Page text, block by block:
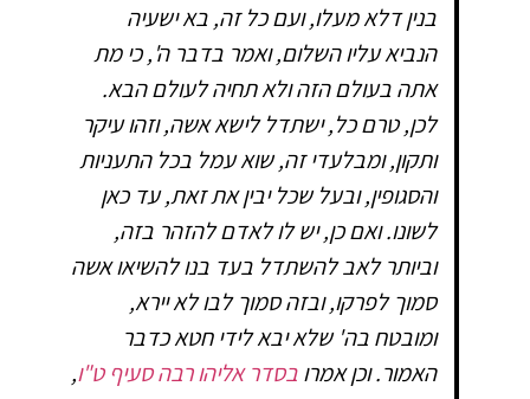
בנין דלא מעלו, ועם כל זה, בא ישעיה
הנביא עליו השלום, ואמר בדבר ה', כי מת
אתה בעולם הזה ולא תחיה לעולם הבא.
לכן, טרם כל, ישתדל לישא אשה, וזהו עיקר
ותקון, ומבלעדי זה, שוא עמל בכל התעניות
והסגופין, ובעל שכל יבין את זאת, עד כאן
לשונו. ואם כן, יש לו לאדם להזהר בזה,
וביותר לאב להשתדל בעד בנו להשיאו אשה
סמוך לפרקו, ובזה סמוך לבו לא יירא,
ומובטח בה' שלא יבא לידי חטא כדבר
האמור. וכן אמרובסדר אליהו רבה סעיף ט"ו,